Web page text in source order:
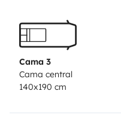
Cama 3
Cama central
140x190 cm